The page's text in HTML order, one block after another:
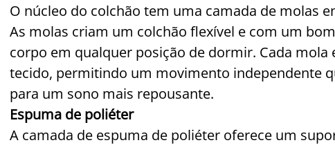
O núcleo do colchão tem uma camada de molas
As molas criam um colchão flexível e com um
corpo em qualquer posição de dormir. Cada
tecido, permitindo um movimento independente
para um sono mais repousante.
Espuma de poliéter
A camada de espuma de poliéter oferece um